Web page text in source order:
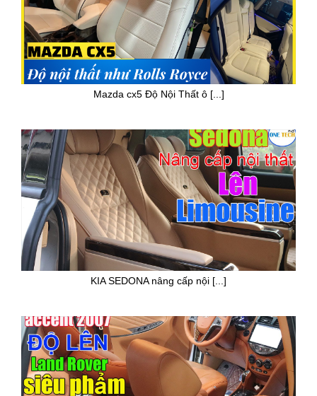
Mazda cx5 Độ Nội Thất ô [...]
KIA SEDONA nâng cấp nội [...]